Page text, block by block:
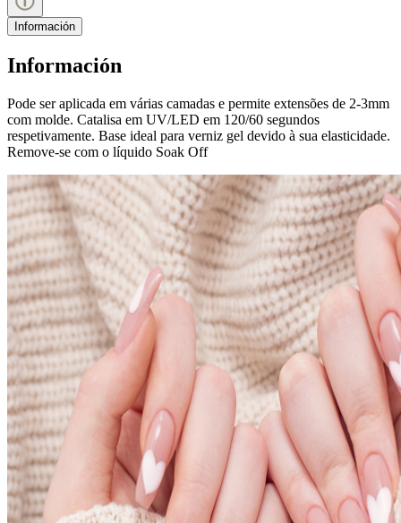
Información
Información
Pode ser aplicada em várias camadas e permite extensões de 2-3mm
com molde. Catalisa em UV/LED em 120/60 segundos
respetivamente. Base ideal para verniz gel devido à sua elasticidade.
Remove-se com o líquido Soak Off